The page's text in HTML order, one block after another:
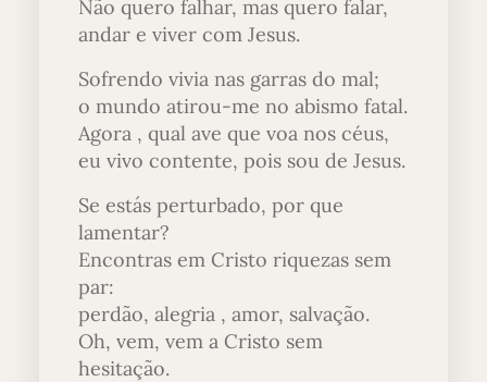
Não quero falhar, mas quero falar,
andar e viver com Jesus.
Sofrendo vivia nas garras do mal;
o mundo atirou-me no abismo fatal.
Agora , qual ave que voa nos céus,
eu vivo contente, pois sou de Jesus.
Se estás perturbado, por que
lamentar?
Encontras em Cristo riquezas sem
par:
perdão, alegria , amor, salvação.
Oh, vem, vem a Cristo sem
hesitação.